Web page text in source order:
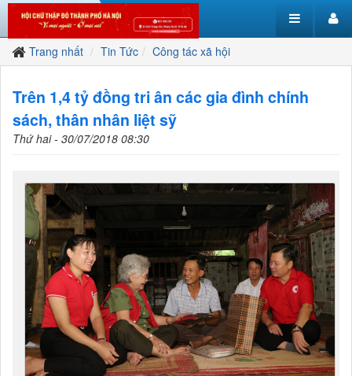
Trang nhất Tin Tức Công tác xã hội
Trên 1,4 tỷ đồng tri ân các gia đình chính
sách, thân nhân liệt sỹ
Thứ hai - 30/07/2018 08:30